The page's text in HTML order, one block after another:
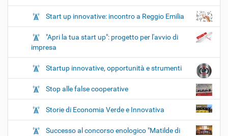
Start up innovative: incontro a Reggio Emilia
"Apri la tua start up": progetto per l'avvio di
impresa
Startup innovative, opportunità e strumenti
Stop alle false cooperative
Storie di Economia Verde e Innovativa
Successo al concorso enologico "Matilde di